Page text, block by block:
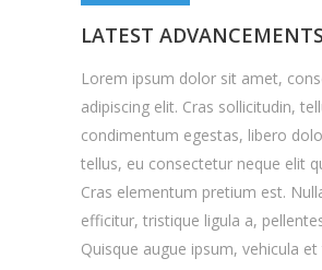
LATEST ADVANCEMENTS
Lorem ipsum dolor sit amet,
adipiscing elit. Cras sollicitudin,
condimentum egestas, libero
tellus, eu consectetur neque elit
Cras elementum pretium est.
efficitur, tristique ligula a,
Quisque augue ipsum, vehicula et